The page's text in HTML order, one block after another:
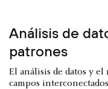
Análisis de
patrones
El análisis de datos y
campos